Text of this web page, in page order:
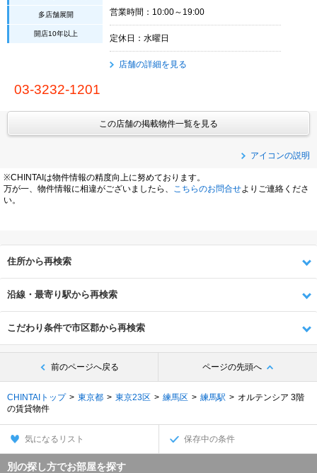
多店舗展開
開店10年以上
営業時間：10:00～19:00
定休日：水曜日
店舗の詳細を見る
03-3232-1201
この店舗の掲載物件一覧を見る
アイコンの説明
※CHINTAIは物件情報の精度向上に努めております。
万が一、物件情報に相違がございましたら、
こちらのお問合せよりご連絡くださ
い。
住所から再検索
沿線・最寄り駅から再検索
こだわり条件で市区郡から再検索
前のページへ戻る ページの先頭へ
CHINTAIトップ 東京都 東京23区 練馬区 練馬駅
オルテンシア 3階
の賃貸物件
気になるリスト 保存中の条件
別の探し方でお部屋を探す